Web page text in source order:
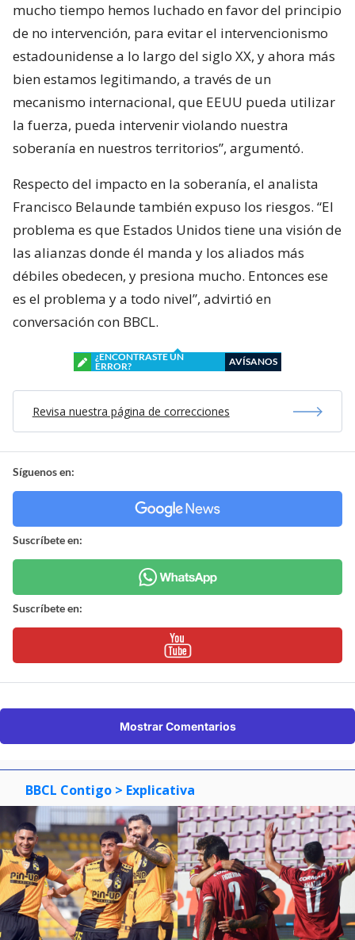
mucho tiempo hemos luchado en favor del principio
de no intervención, para evitar el intervencionismo
estadounidense a lo largo del siglo XX, y ahora más
bien estamos legitimando, a través de un
mecanismo internacional, que EEUU pueda utilizar
la fuerza, pueda intervenir violando nuestra
soberanía en nuestros territorios”, argumentó.
Respecto del impacto en la soberanía, el analista
Francisco Belaunde también expuso los riesgos. “El
problema es que Estados Unidos tiene una visión de
las alianzas donde él manda y los aliados más
débiles obedecen, y presiona mucho. Entonces ese
es el problema y a todo nivel”, advirtió en
conversación con BBCL.
¿ENCONTRASTE UN
ERROR?
AVÍSANOS
Revisa nuestra página de correcciones
Síguenos en:
Suscríbete en:
Suscríbete en:
Mostrar Comentarios
BBCL Contigo > Explicativa